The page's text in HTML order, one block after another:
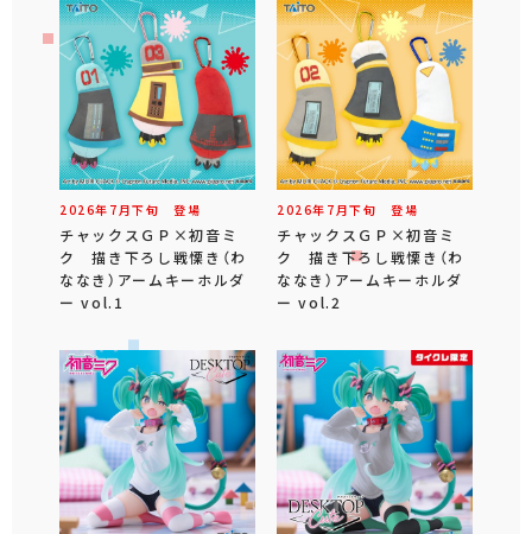
2026年 7 月下旬 登場
チャックスＧＰ×初音ミ
ク 描き下ろし戦慄き（わ
ななき）アームキーホルダ
ー vol.1
2026年 7 月下旬 登場
チャックスＧＰ×初音ミ
ク 描き下ろし戦慄き（わ
ななき）アームキーホルダ
ー vol.2